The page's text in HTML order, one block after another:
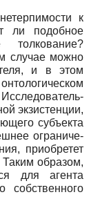
к
ли подобное
случае можно
и в этом
экзистенции,
субъекта
ограниче­
приобретет
Таким образом,
для агента
собственного